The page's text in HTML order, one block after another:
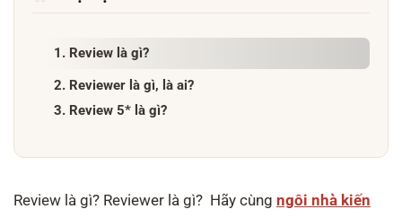
1. Review là gì?
2. Reviewer là gì, là ai?
3. Review 5* là gì?
Review là gì? Reviewer là gì? Hãy cùng ngôi nhà kiến